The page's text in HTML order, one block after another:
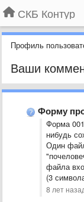
СКБ Контур
Профиль
Ваши
Форму
Форма
нибудь
Один
файла
(3
8 лет